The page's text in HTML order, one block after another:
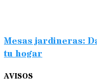
Mesas jardineras:
tu hogar
AVISOS